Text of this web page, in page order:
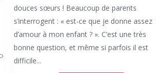
douces sœurs ! Beaucoup de parents
s’interrogent : « est-ce que je donne assez
d’amour à mon enfant ? ». C’est une très
bonne question, et même si parfois il est
difficile...
LES-ECRITS-DE-UMMI